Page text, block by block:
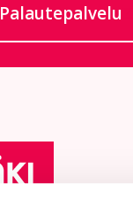
Palautepalvelu
Siirtyy